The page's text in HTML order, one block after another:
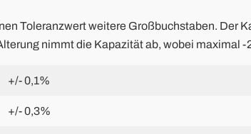
Toleranzwert weitere Großbuchstaben. Der
nimmt die Kapazität ab, wobei maximal
+/- 0,1%
+/- 0,3%